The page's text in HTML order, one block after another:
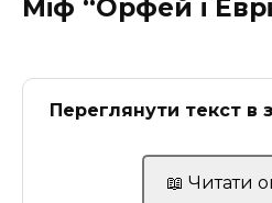
Міф “Орфей і
Переглянути текст в
📖 Читати